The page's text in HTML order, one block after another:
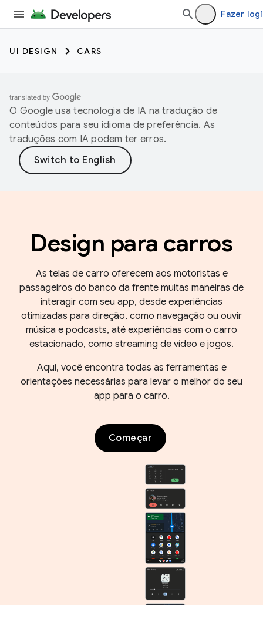
Fazer
UI DESIGN CARS
O Google usa tecnologia de IA na tradução de
conteúdos para seu idioma de preferência. As
traduções com IA podem ter erros.
Design para carros
As telas de carro oferecem aos motoristas e
passageiros do banco da frente muitas maneiras de
interagir com seu app, desde experiências
otimizadas para direção, como navegação ou ouvir
música e podcasts, até experiências com o carro
estacionado, como streaming de vídeo e jogos.
Aqui, você encontra todas as ferramentas e
orientações necessárias para levar o melhor do seu
app para o carro.
Começar